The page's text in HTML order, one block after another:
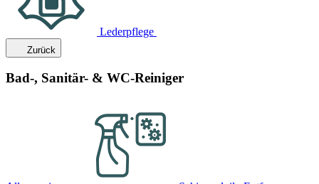
Lederpflege
Zurück
Bad-, Sanitär- & WC-Reiniger